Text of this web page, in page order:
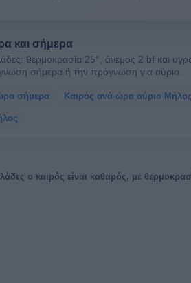
και σήμερα
θερμοκρασία 25°, άνεμος 2 bf και
σήμερα ή την πρόγνωση για αύριο.
σήμερα Καιρός ανά ώρα αύριο Μήλος
ο καιρός είναι καθαρός, με